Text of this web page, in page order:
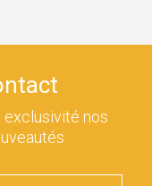
nos